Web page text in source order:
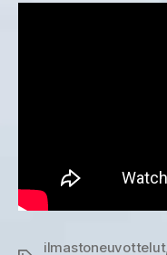
ilmastoneuvottelut,